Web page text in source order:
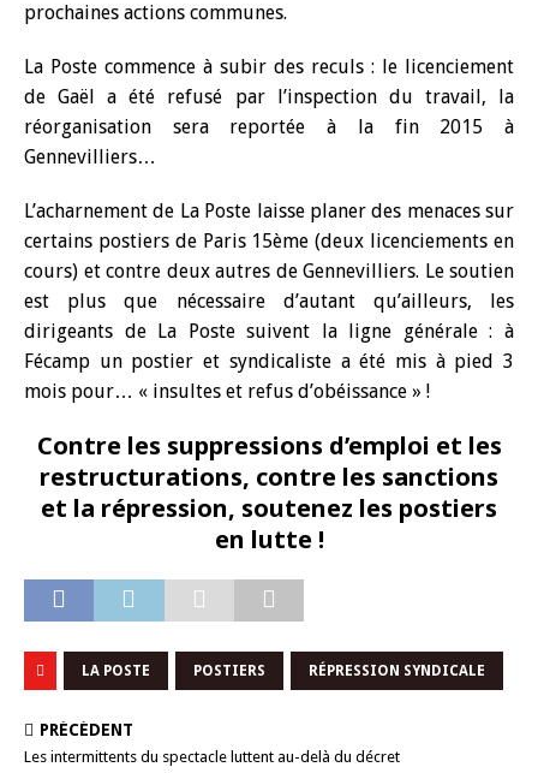
prochaines actions communes.
La Poste commence à subir des reculs : le licenciement
de Gaël a été refusé par l’inspection du travail, la
réorganisation sera reportée à la fin 2015 à
Gennevilliers…
L’acharnement de La Poste laisse planer des menaces sur
certains postiers de Paris 15ème (deux licenciements en
cours) et contre deux autres de Gennevilliers. Le soutien
est plus que nécessaire d’autant qu’ailleurs, les
dirigeants de La Poste suivent la ligne générale : à
Fécamp un postier et syndicaliste a été mis à pied 3
mois pour… « insultes et refus d’obéissance » !
Contre les suppressions d’emploi et les
restructurations, contre les sanctions
et la répression, soutenez les postiers
en lutte !
LA POSTE POSTIERS RÉPRESSION SYNDICALE
PRÉCÉDENT
Les intermittents du spectacle luttent au-delà du décret